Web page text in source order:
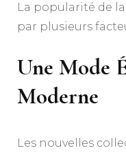
La popularité de
par plusieurs
Une Mode
Moderne
Les nouvelles